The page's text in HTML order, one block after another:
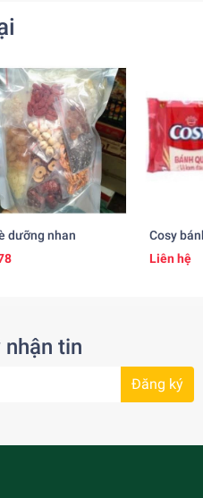
dưỡng nhan
Cosy
Liên hệ
tin
Đăng ký